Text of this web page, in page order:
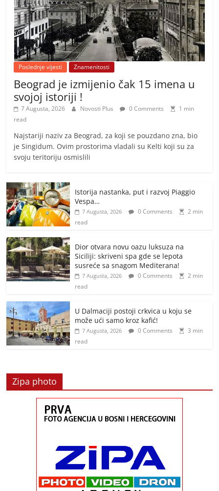
Poslednje vijesti Znamenitosti
Beograd je izmijenio čak 15 imena u
svojoj istoriji !
7 Augusta, 2026 Novosti Plus 0 Comments
1 min
read
Najstariji naziv za Beograd, za koji se pouzdano zna, bio
je Singidum. Ovim prostorima vladali su Kelti koji su za
svoju teritoriju osmislili
Istorija nastanka, put i razvoj Piaggio
Vespa…
7 Augusta, 2026 0 Comments
2 min
read
Dior otvara novu oazu luksuza na
Siciliji: skriveni spa gde se lepota
susreće sa snagom Mediterana!
7 Augusta, 2026 0 Comments
2 min
read
U Dalmaciji postoji crkvica u koju se
može ući samo kroz kafić!
7 Augusta, 2026 0 Comments
3 min
read
Zipa photo